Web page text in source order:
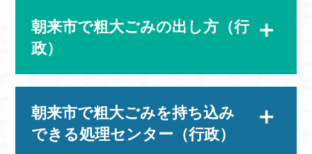
朝来市で粗大ごみの出し方（行
政）
朝来市で粗大ごみを持ち込み
できる処理センター（行政）